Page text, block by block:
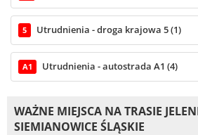
5 Utrudnienia - droga krajowa 5 (1)
A1 Utrudnienia - autostrada A1 (4)
WAŻNE MIEJSCA NA TRASIE
SIEMIANOWICE ŚLĄSKIE